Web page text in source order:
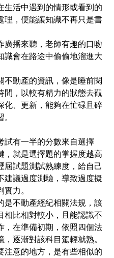
生活中遇到的情形或看到的
理，便能讓知識不再只是書
廣播來聽，老師有趣的口吻
識會在路途中偷偷地溜進大
不動產的資訊，像是睡前閱
間，以較有精力的狀態去觀
化、更新，能夠在忙碌且碎
試有一半的分數來自選擇
，就是選擇題的掌握度越高
屆試題測試熟練度，給自己
建議過度測驗，導致過度擬
力。
是不動產經紀相關法規，該
相比相對較小，且能認識不
，在準備初期，依照四個法
逐漸對該科目駕輕就熟。
注意的地方，是有些相似的